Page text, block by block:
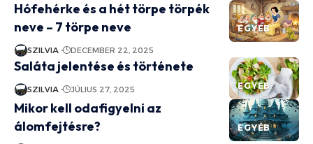
EGYÉB
Hófehérke és a hét törpe törpék
neve – 7 törpe neve
SZILVIA DECEMBER 22, 2025
EGYÉB
Saláta jelentése és története
SZILVIA JÚLIUS 27, 2025
EGYÉB
Mikor kell odafigyelni az
álomfejtésre?